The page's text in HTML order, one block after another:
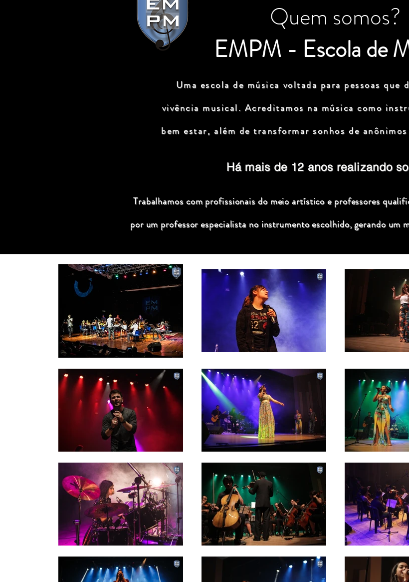
Quem somos?
EMPM - Escola de
Uma escola de música voltada para pessoas que
vivência musical. Acreditamos na música como
bem estar, além de transformar sonhos de
Há mais de 12 anos realizando
Trabalhamos com profissionais do meio artístico e professores
por um professor especialista no instrumento escolhido, gerando um